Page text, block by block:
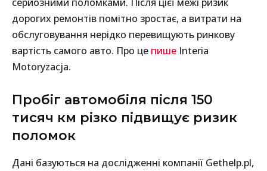
дорогих ремонтів помітно зростає, а витрати на
обслуговування нерідко перевищують ринкову
вартість самого авто. Про це пише Interia
Motoryzacja.
Пробіг автомобіля після 150
тисяч км різко підвищує ризик
поломок
Дані базуються на дослідженні компанії Gethelp.pl,